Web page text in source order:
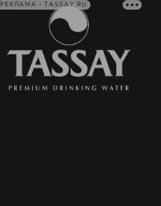
РЕКЛАМА • TASSAY.RU